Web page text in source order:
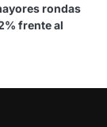
rondas
frente al